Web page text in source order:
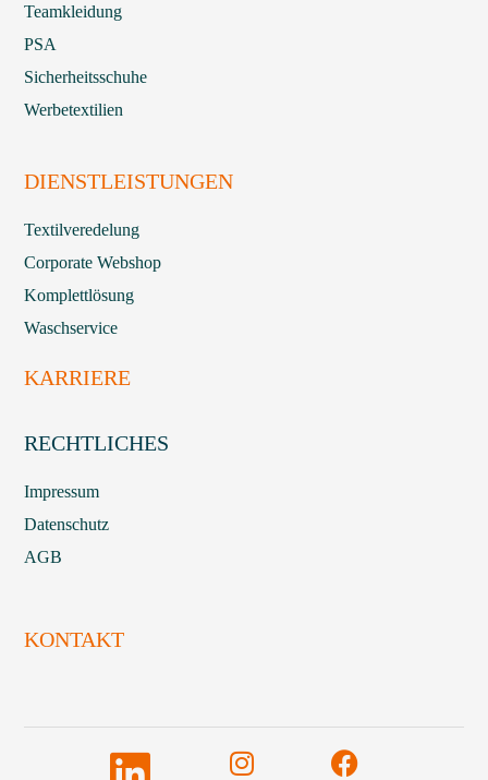
Teamkleidung
PSA
Sicherheitsschuhe
Werbetextilien
DIENSTLEISTUNGEN
Textilveredelung
Corporate Webshop
Komplettlösung
Waschservice
KARRIERE
RECHTLICHES
Impressum
Datenschutz
AGB
KONTAKT